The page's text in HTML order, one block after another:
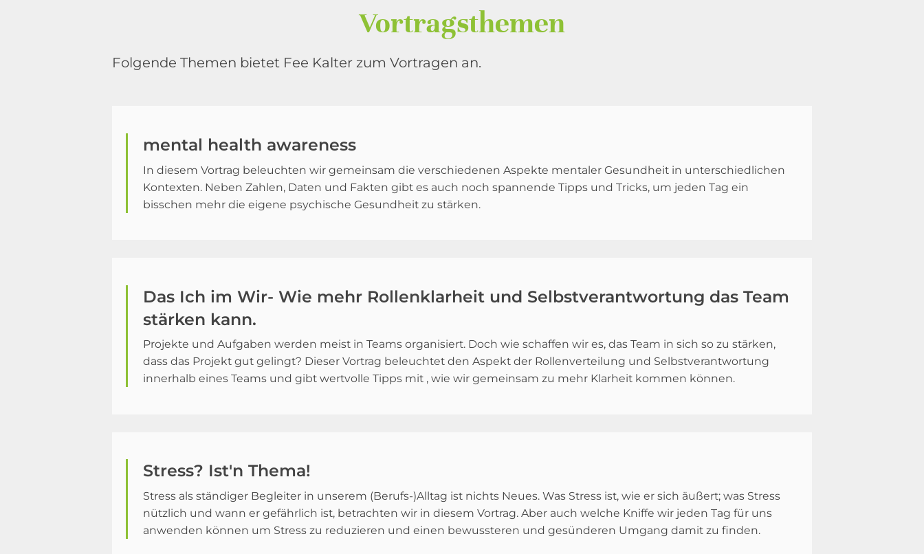
Vortragsthemen
Folgende Themen bietet Fee Kalter zum Vortragen an.
mental health awareness
In diesem Vortrag beleuchten wir gemeinsam die verschiedenen Aspekte mentaler Gesundheit in unterschiedlichen
Kontexten. Neben Zahlen, Daten und Fakten gibt es auch noch spannende Tipps und Tricks, um jeden Tag ein
bisschen mehr die eigene psychische Gesundheit zu stärken.
Das Ich im Wir- Wie mehr Rollenklarheit und Selbstverantwortung das Team
stärken kann.
Projekte und Aufgaben werden meist in Teams organisiert. Doch wie schaffen wir es, das Team in sich so zu stärken,
dass das Projekt gut gelingt? Dieser Vortrag beleuchtet den Aspekt der Rollenverteilung und Selbstverantwortung
innerhalb eines Teams und gibt wertvolle Tipps mit , wie wir gemeinsam zu mehr Klarheit kommen können.
Stress? Ist'n Thema!
Stress als ständiger Begleiter in unserem (Berufs-)Alltag ist nichts Neues. Was Stress ist, wie er sich äußert; was Stress
nützlich und wann er gefährlich ist, betrachten wir in diesem Vortrag. Aber auch welche Kniffe wir jeden Tag für uns
anwenden können um Stress zu reduzieren und einen bewussteren und gesünderen Umgang damit zu finden.